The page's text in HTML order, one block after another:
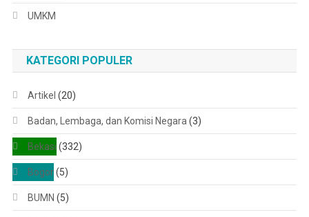
UMKM
KATEGORI POPULER
Artikel (20)
Badan, Lembaga, dan Komisi Negara (3)
Bekasi (332)
Bogor(5)
BUMN (5)